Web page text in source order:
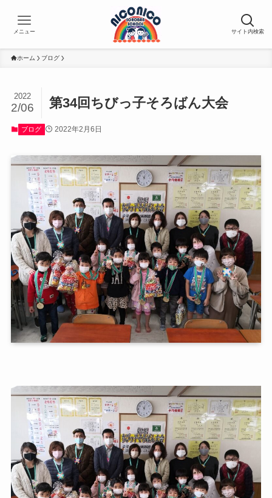
サイト内検索
メニュー
ホーム ブログ
第34回ちびっ子そろばん大会
2022
2/06
ブログ 2022年2月6日